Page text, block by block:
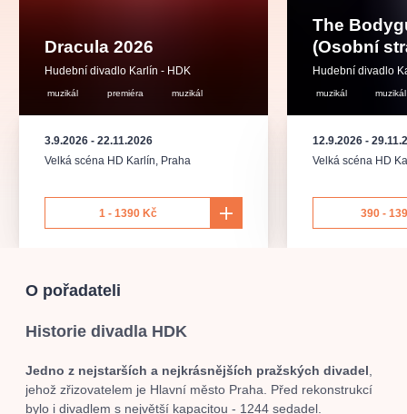
Dracula 2026
Hudební divadlo Karlín - HDK
muzikál premiéra muzikál
3.9.2026 - 22.11.2026
Velká scéna HD Karlín, Praha
1 - 1390 Kč
The
(Osobní
Hudební divadlo
muzikál muzikál
12.9.2026 -
Velká scéna HD
390 -
O pořadateli
Historie divadla HDK
Jedno z nejstarších a nejkrásnějších pražských divadel,
jehož zřizovatelem je Hlavní město Praha. Před rekonstrukcí
bylo i divadlem s největší kapacitou - 1244 sedadel.
národnídivadlo činohra